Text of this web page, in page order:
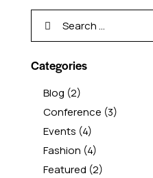
Categories
Blog (2)
Conference (3)
Events (4)
Fashion (4)
Featured (2)